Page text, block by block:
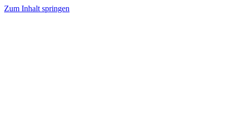
Zum Inhalt springen